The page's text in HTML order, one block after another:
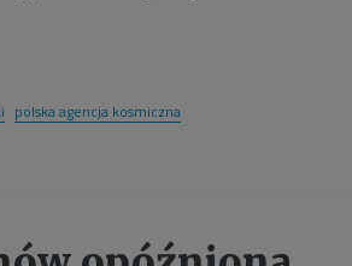
polska agencja kosmiczna